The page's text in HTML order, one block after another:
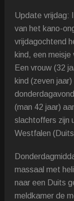
Update vrijdag:
van het kano-
vrijdagochtend
kind, een
Een vrouw (32
kind (zeven
(man 42 jaar)
slachtoffers zijn
Westfalen
massaal met
naar een Duits
meldkamer de